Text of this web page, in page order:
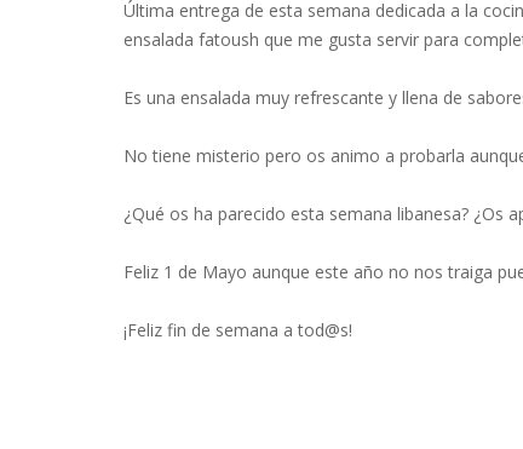
Última entrega de esta semana dedicada a la
ensalada fatoush que me gusta servir para
Es una ensalada muy refrescante y llena de
No tiene misterio pero os animo a probarla
¿Qué os ha parecido esta semana libanesa? ¿Os
Feliz 1 de Mayo aunque este año no nos traiga
¡Feliz fin de semana a tod@s!